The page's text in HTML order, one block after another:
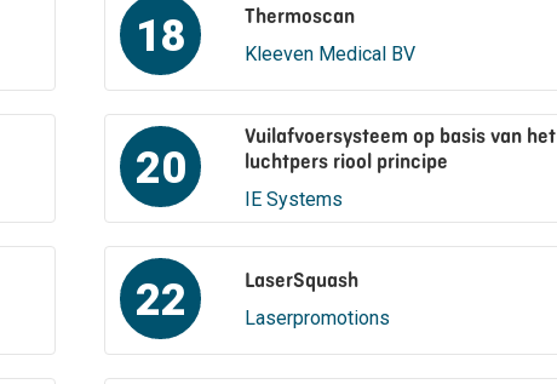
Thermoscan
Kleeven Medical BV
18
Vuilafvoersysteem op basis van het
luchtpers riool principe
IE Systems
20
LaserSquash
Laserpromotions
22